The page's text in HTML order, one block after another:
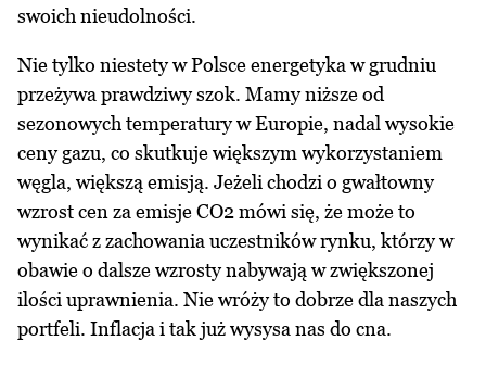
swoich nieudolności.
Nie tylko niestety w Polsce energetyka w grudniu
przeżywa prawdziwy szok. Mamy niższe od
sezonowych temperatury w Europie, nadal wysokie
ceny gazu, co skutkuje większym wykorzystaniem
węgla, większą emisją. Jeżeli chodzi o gwałtowny
wzrost cen za emisje CO2 mówi się, że może to
wynikać z zachowania uczestników rynku, którzy w
obawie o dalsze wzrosty nabywają w zwiększonej
ilości uprawnienia. Nie wróży to dobrze dla naszych
portfeli. Inflacja i tak już wysysa nas do cna.